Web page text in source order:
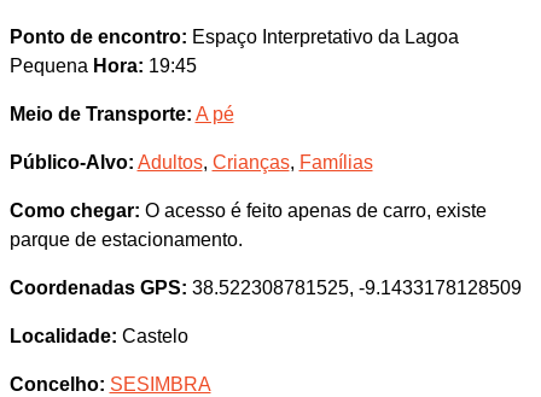
Ponto de encontro: Espaço Interpretativo da Lagoa
Pequena Hora: 19:45
Meio de Transporte: A pé
Público-Alvo: Adultos, Crianças, Famílias
Como chegar: O acesso é feito apenas de carro, existe
parque de estacionamento.
Coordenadas GPS: 38.522308781525, -9.1433178128509
Localidade: Castelo
Concelho: SESIMBRA